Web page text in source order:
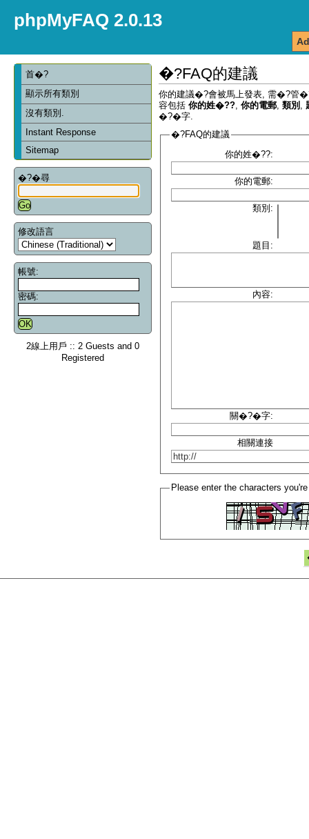
phpMyFAQ 2.0.13
首�?
顯示所有類別
沒有類別.
Instant Response
Sitemap
�?�尋
修改語言
帳號:
密碼:
2線上用戶 :: 2 Guests and 0
Registered
�?FAQ的建議
你的建議�?會被馬上發表, 需�?管
容包括 你的姓�?? 你的電郵 類別
�?�字.
�?FAQ的建議
你的姓�??:
你的電郵:
類別:
題目:
內容:
關�?�字:
相關連接
Please enter the characters